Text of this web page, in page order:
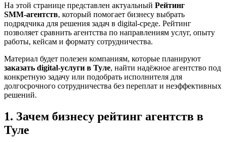
На этой странице представлен актуальный Рейтинг
SMM‑агентств, который помогает бизнесу выбрать
подрядчика для решения задач в digital-среде. Рейтинг
позволяет сравнить агентства по направлениям услуг, опыту
работы, кейсам и формату сотрудничества.
Материал будет полезен компаниям, которые планируют
заказать digital-услуги в Туле, найти надёжное агентство под
конкретную задачу или подобрать исполнителя для
долгосрочного сотрудничества без переплат и неэффективных
решений.
1. Зачем бизнесу рейтинг агентств в
Туле